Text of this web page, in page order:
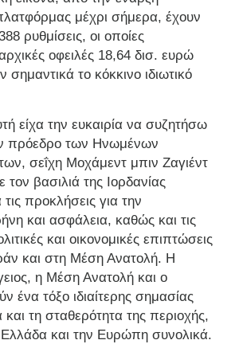
μέχρι σήμερα, έχουν
ρυθμίσεις, οι οποίες
οφειλές 18,64 δισ. ευρώ
το κόκκινο ιδιωτικό
είχα την ευκαιρία να συζητήσω
πρόεδρο των Ηνωμένων
σεΐχη Μοχάμεντ μπιν Ζαγιέντ
βασιλιά της Ιορδανίας
προκλήσεις για την
και ασφάλεια, καθώς και τις
και οικονομικές επιπτώσεις
και στη Μέση Ανατολή. Η
η Μέση Ανατολή και ο
ένα τόξο ιδιαίτερης σημασίας
τη σταθερότητα της περιοχής,
Ελλάδα και την Ευρώπη συνολικά.